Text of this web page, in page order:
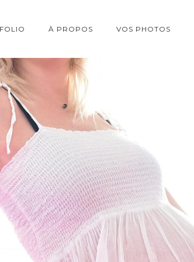
À PROPOS VOS PHOTOS